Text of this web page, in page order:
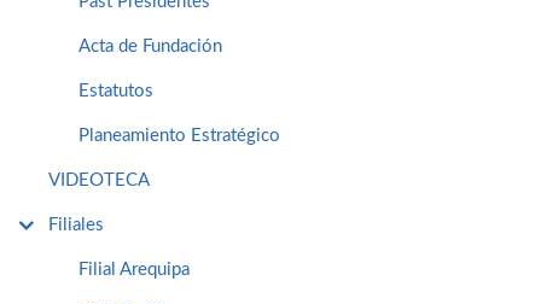
Acta de Fundación
Estatutos
Planeamiento Estratégico
VIDEOTECA
Filiales
Filial Arequipa